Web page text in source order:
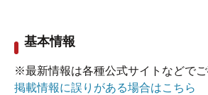
基本情報
※最新情報は各種公式サイトなどで
掲載情報に誤りがある場合はこちら